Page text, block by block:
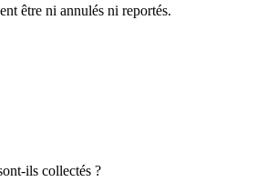
être ni annulés ni reportés.
ils collectés ?